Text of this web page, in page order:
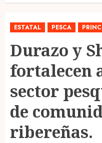
ESTATAL PESCA
Durazo y
fortalecen
sector
de
ribereñas.